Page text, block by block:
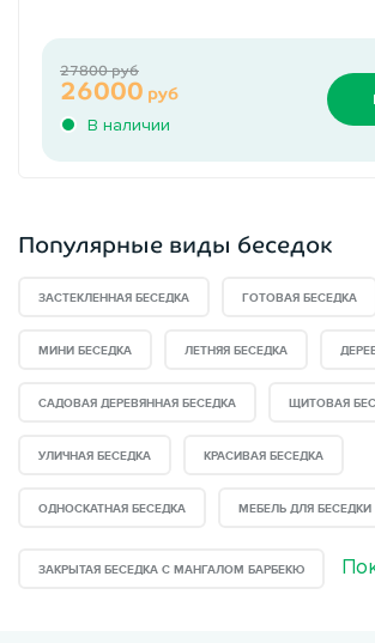
В наличии
26000 руб
27800 руб
Популярные виды беседок
ЗАСТЕКЛЕННАЯ БЕСЕДКА ГОТОВАЯ БЕСЕДКА
МИНИ БЕСЕДКА ЛЕТНЯЯ БЕСЕДКА
САДОВАЯ ДЕРЕВЯННАЯ БЕСЕДКА ЩИТОВАЯ
УЛИЧНАЯ БЕСЕДКА КРАСИВАЯ БЕСЕДКА
ОДНОСКАТНАЯ БЕСЕДКА МЕБЕЛЬ ДЛЯ БЕСЕДКИ
ЗАКРЫТАЯ БЕСЕДКА С МАНГАЛОМ БАРБЕКЮ